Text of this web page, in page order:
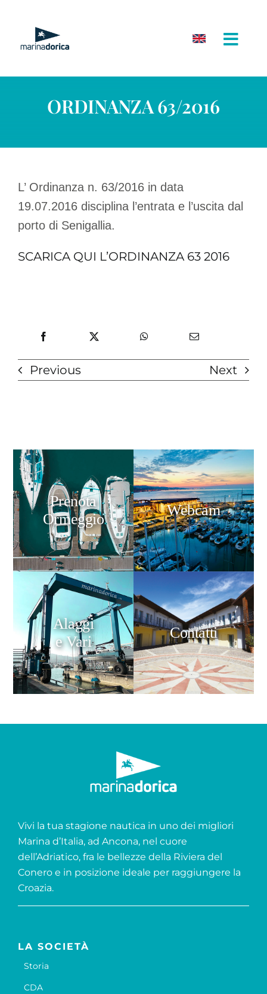
contenuto
ORDINANZA 63/2016
L’ Ordinanza n. 63/2016 in data
19.07.2016 disciplina l’entrata e l’uscita dal
porto di Senigallia.
SCARICA QUI L’ORDINANZA 63 2016
Previous Next
Prenota
Ormeggio
Webcam
Alaggi
e Vari
Contatti
Vivi la tua stagione nautica in uno dei migliori
Marina d’Italia, ad Ancona, nel cuore
dell’Adriatico, fra le bellezze della Riviera del
Conero e in posizione ideale per raggiungere la
Croazia.
LA SOCIETÀ
Storia
CDA